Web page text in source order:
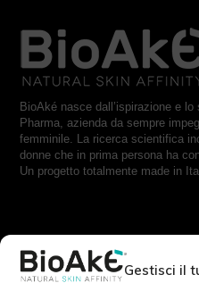
Gestisci il
BioAké nasce dall’ispirazione e
Pharma, azienda da sempre
femminile. La ricerca scientifica
donne che in prima persona ha
Un progetto totalmente made in
RESTA IN